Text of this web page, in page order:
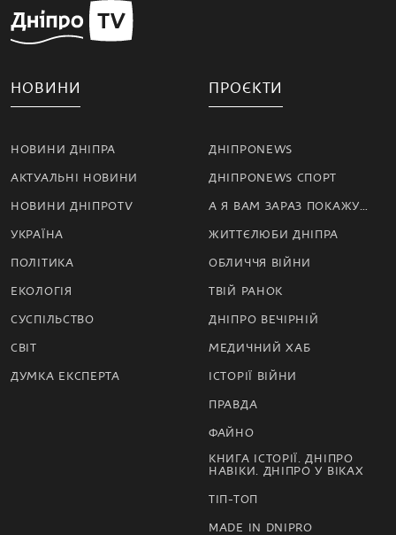
НОВИНИ
НОВИНИ ДНІПРА
АКТУАЛЬНІ НОВИНИ
НОВИНИ ДНІПРОTV
УКРАЇНА
ПОЛІТИКА
ЕКОЛОГІЯ
СУСПІЛЬСТВО
СВІТ
ДУМКА ЕКСПЕРТА
ПРОЄКТИ
ДНІПРОNEWS
ДНІПРОNEWS СПОРТ
А Я ВАМ ЗАРАЗ ПОКАЖУ…
ЖИТТЄЛЮБИ ДНІПРА
ОБЛИЧЧЯ ВІЙНИ
ТВІЙ РАНОК
ДНІПРО ВЕЧІРНІЙ
МЕДИЧНИЙ ХАБ
ІСТОРІЇ ВІЙНИ
ПРАВДА
ФАЙНО
КНИГА ІСТОРІЇ. ДНІПРО
НАВІКИ. ДНІПРО У ВІКАХ
ТІП-ТОП
MADE IN DNIPRO